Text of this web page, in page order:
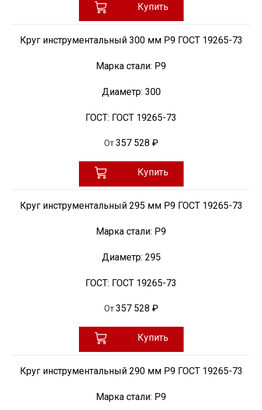
Купить
Круг инструментальный 300 мм Р9 ГОСТ 19265-73
Марка стали: Р9
Диаметр: 300
ГОСТ: ГОСТ 19265-73
От 357 528 ₽
Купить
Круг инструментальный 295 мм Р9 ГОСТ 19265-73
Марка стали: Р9
Диаметр: 295
ГОСТ: ГОСТ 19265-73
От 357 528 ₽
Купить
Круг инструментальный 290 мм Р9 ГОСТ 19265-73
Марка стали: Р9